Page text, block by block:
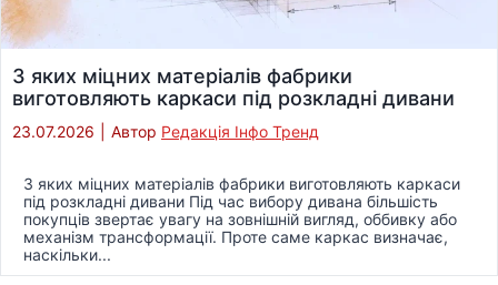
З яких міцних матеріалів фабрики
виготовляють каркаси під розкладні дивани
23.07.2026 Автор Редакція Інфо Тренд
З яких міцних матеріалів фабрики виготовляють каркаси
під розкладні дивани Під час вибору дивана більшість
покупців звертає увагу на зовнішній вигляд, оббивку або
механізм трансформації. Проте саме каркас визначає,
наскільки...